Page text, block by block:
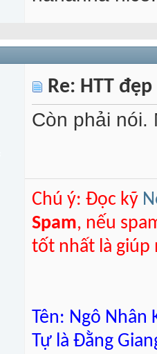
Re: HTT
Còn phải
Chú ý: Đọc kỹ
Spam, nếu
tốt nhất là giúp
Tên: Ngô Nhân
Tự là Đằng